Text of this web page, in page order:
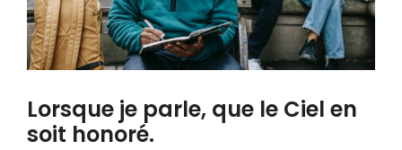
Lorsque je parle, que le Ciel en
soit honoré.